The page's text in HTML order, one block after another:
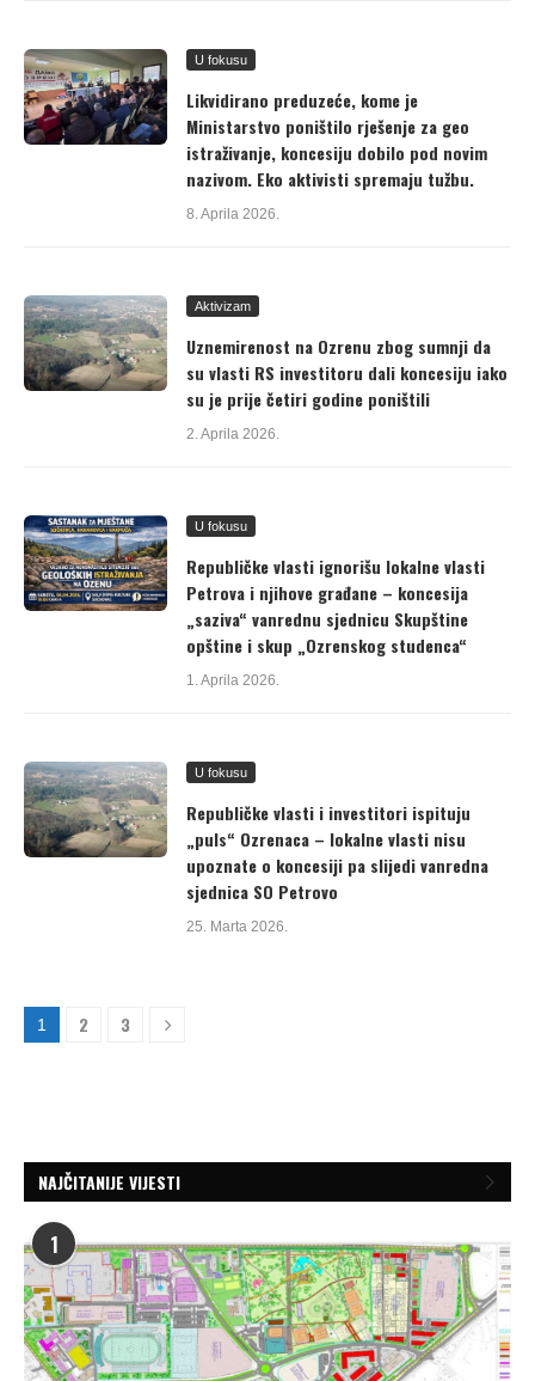
U fokusu
Likvidirano preduzeće, kome je
Ministarstvo poništilo rješenje za geo
istraživanje, koncesiju dobilo pod novim
nazivom. Eko aktivisti spremaju tužbu.
8. Aprila 2026.
Aktivizam
Uznemirenost na Ozrenu zbog sumnji da
su vlasti RS investitoru dali koncesiju iako
su je prije četiri godine poništili
2. Aprila 2026.
U fokusu
Republičke vlasti ignorišu lokalne vlasti
Petrova i njihove građane – koncesija
„saziva“ vanrednu sjednicu Skupštine
opštine i skup „Ozrenskog studenca“
1. Aprila 2026.
U fokusu
Republičke vlasti i investitori ispituju
„puls“ Ozrenaca – lokalne vlasti nisu
upoznate o koncesiji pa slijedi vanredna
sjednica SO Petrovo
25. Marta 2026.
1 2 3
NAJČITANIJE VIJESTI
1